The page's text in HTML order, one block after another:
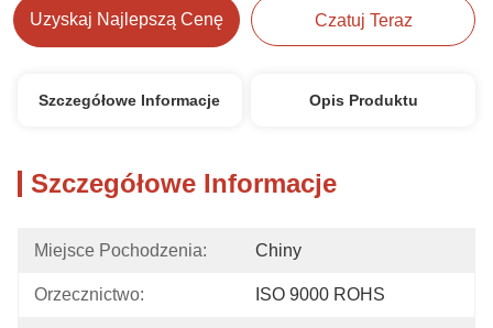
Uzyskaj Najlepszą Cenę Czatuj Teraz
Szczegółowe Informacje Opis Produktu
Szczegółowe Informacje
Miejsce Pochodzenia: Chiny
Orzecznictwo: ISO 9000 ROHS